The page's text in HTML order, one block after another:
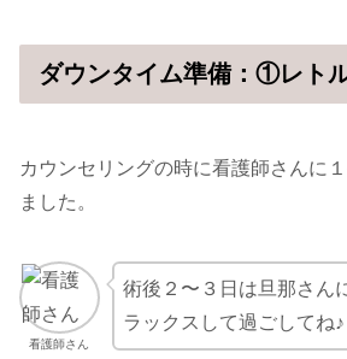
ダウンタイム準備：①レト
カウンセリングの時に看護師さんに
ました。
看護師さん
術後２〜３日は旦那さん
ラックスして過ごしてね♪